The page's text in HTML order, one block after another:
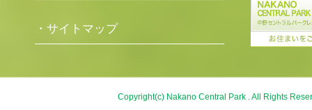
・サイトマップ
Copyright(c) Nakano Central Park . All Rights